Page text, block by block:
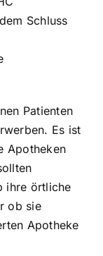
Schluss
Patienten
Es ist
Apotheken
ihre örtliche
ob sie
Apotheke